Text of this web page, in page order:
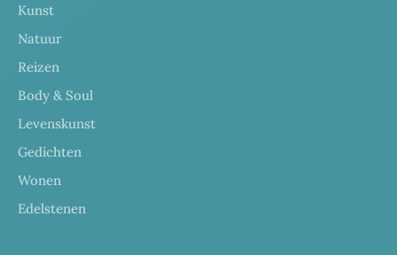
Kunst
Natuur
Reizen
Body & Soul
Levenskunst
Gedichten
Wonen
Edelstenen